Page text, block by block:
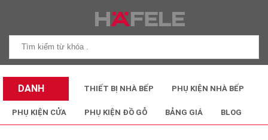
DANH
MỤC SẢN
THIẾT BỊ NHÀ BẾP PHỤ KIỆN NHÀ BẾP
PHỤ KIỆN CỬA PHỤ KIỆN ĐỒ GỖ BẢNG GIÁ BLOG